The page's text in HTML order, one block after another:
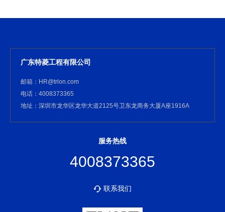
广东特菱工程有限公司
邮箱：HR@trlon.com
电话：4008373365
地址：深圳市龙华区龙华大道2125号卫东龙商务大厦A座1916A
服务热线
4008373365
联系我们